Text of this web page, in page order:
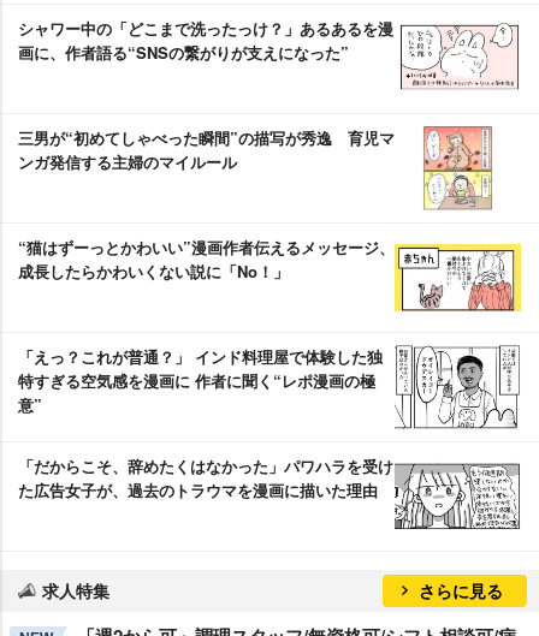
シャワー中の「どこまで洗ったっけ？」あるあるを漫
画に、作者語る“SNSの繋がりが支えになった”
三男が“初めてしゃべった瞬間”の描写が秀逸 育児マ
ンガ発信する主婦のマイルール
“猫はずーっとかわいい”漫画作者伝えるメッセージ、
成長したらかわいくない説に「No！」
「えっ？これが普通？」 インド料理屋で体験した独
特すぎる空気感を漫画に 作者に聞く“レポ漫画の極
意”
「だからこそ、辞めたくはなかった」パワハラを受け
た広告女子が、過去のトラウマを漫画に描いた理由
求人特集 さらに見る